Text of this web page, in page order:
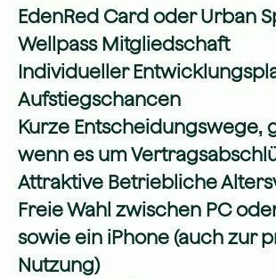
EdenRed Card oder Urban
Wellpass Mitgliedschaft
Individueller
Aufstiegschancen
Kurze Entscheidungswege,
wenn es um
Attraktive Betriebliche
Freie Wahl zwischen PC
sowie ein iPhone (auch zur
Nutzung)